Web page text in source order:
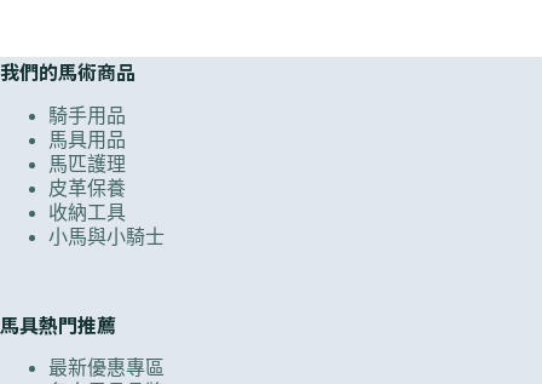
我們的馬術商品
騎手用品
馬具用品
馬匹護理
皮革保養
收納工具
小馬與小騎士
馬具熱門推薦
最新優惠專區